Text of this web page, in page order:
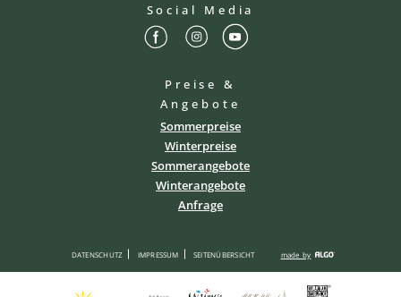
Social Media
Preise &
Angebote
Sommerpreise
Winterpreise
Sommerangebote
Winterangebote
Anfrage
DATENSCHUTZ IMPRESSUM SEITENÜBERSICHT made by